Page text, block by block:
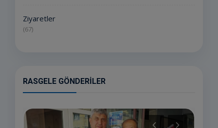
Ziyaretler
(67)
RASGELE GÖNDERILER